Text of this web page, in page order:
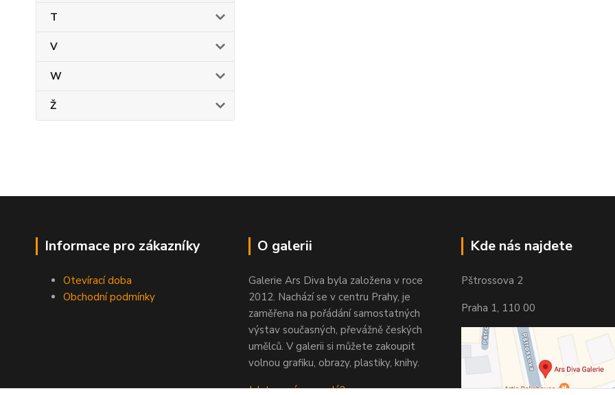
T
V
W
Ž
Informace pro zákazníky
Otevírací doba
Obchodní podmínky
O galerii
Galerie Ars Diva byla založena v roce
2012. Nachází se v centru Prahy, je
zaměřena na pořádání samostatných
výstav současných, převážně českých
umělců. V galerii si můžete zakoupit
volnou grafiku, obrazy, plastiky, knihy.
Jak to u nás vypadá?
Kde nás najdete
Pštrossova 2
Praha 1, 110 00